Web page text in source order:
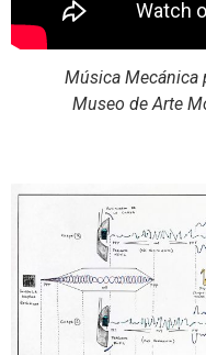
Música Mecánica
Museo de Arte